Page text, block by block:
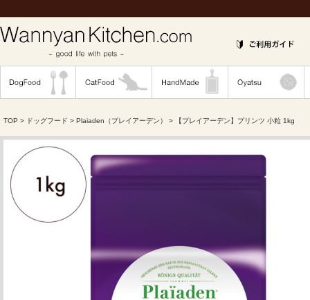
TOP > ドッグフード > Plaiaden（プレイアーデン） > 【プレイアーデン】プリンツ 小粒 1kg